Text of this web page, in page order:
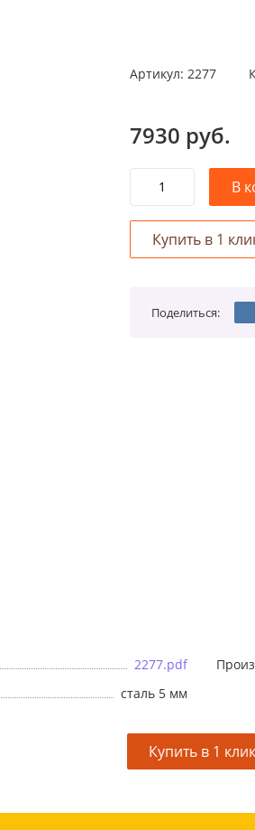
Артикул: 2277
7930 руб.
Поделиться:
2277.pdf
сталь 5 мм